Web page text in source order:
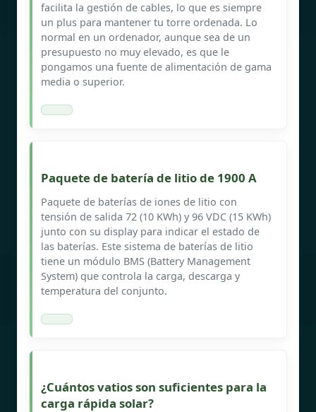
facilita la gestión de cables, lo que es siempre
un plus para mantener tu torre ordenada. Lo
normal en un ordenador, aunque sea de un
presupuesto no muy elevado, es que le
pongamos una fuente de alimentación de gama
media o superior.
Paquete de batería de litio de 1900 A
Paquete de baterías de iones de litio con
tensión de salida 72 (10 KWh) y 96 VDC (15 KWh)
junto con su display para indicar el estado de
las baterías. Este sistema de baterías de litio
tiene un módulo BMS (Battery Management
System) que controla la carga, descarga y
temperatura del conjunto.
¿Cuántos vatios son suficientes para la
carga rápida solar?